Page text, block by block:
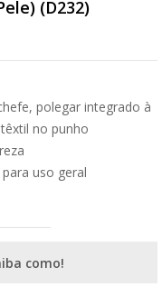
(D232)
polegar integrado à
no punho
uso geral
como!